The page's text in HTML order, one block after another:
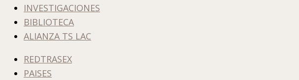
INVESTIGACIONES
BIBLIOTECA
ALIANZA TS LAC
REDTRASEX
PAISES